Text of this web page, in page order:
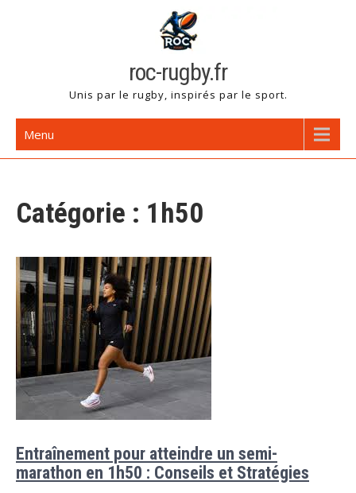
roc-rugby.fr
Unis par le rugby, inspirés par le sport.
Menu
Catégorie : 1h50
Entraînement pour atteindre un semi-
marathon en 1h50 : Conseils et Stratégies